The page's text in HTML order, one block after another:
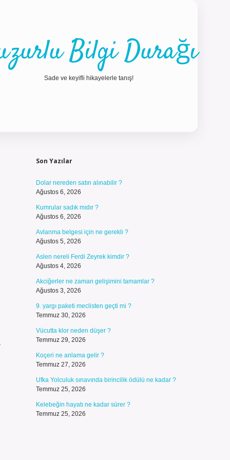
Bilgi Durağı
Sade ve keyifli hikayelerle tanış!
Son Yazılar
Dolar nereden satın alınabilir ?
Ağustos 6, 2026
Kumrular sadık mıdır ?
Ağustos 6, 2026
Avlanma belgesi için ne gerekli ?
Ağustos 5, 2026
Aslen nereli Ferdi Zeyrek kimdir ?
Ağustos 4, 2026
Akciğerler ne zaman gelişimini tamamlar ?
Ağustos 3, 2026
9. yargı paketi meclisten geçti mi ?
Temmuz 30, 2026
Vücutta klor neden düşer ?
Temmuz 29, 2026
Koçeri ne anlama gelir ?
Temmuz 27, 2026
Ufka Yolculuk sınavında birincilik ödülü ne kadar ?
Temmuz 25, 2026
Kelebeğin hayatı ne kadar sürer ?
Temmuz 25, 2026